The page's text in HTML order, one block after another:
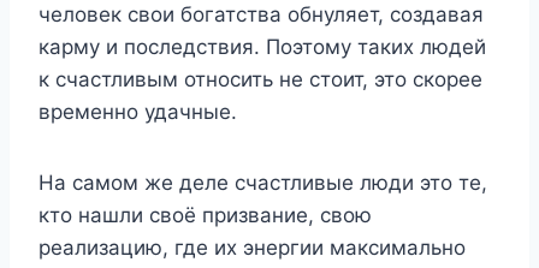
человек свои богатства обнуляет, создавая
карму и последствия. Поэтому таких людей
к счастливым относить не стоит, это скорее
временно удачные.
На самом же деле счастливые люди это те,
кто нашли своё призвание, свою
реализацию, где их энергии максимально